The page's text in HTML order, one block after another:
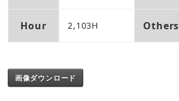
Hour 2,103H Others
画像ダウンロード